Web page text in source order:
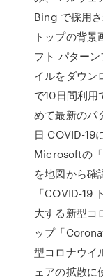
Bing で採用
トップの背
フト パター
イルをダウン
で10日間利用
めて最新のパ
日 COVID-19
Microsoftの
を地図から確
「COVID-19
大する新型コ
ップ「
型コロナウイ
ェアの拡散に